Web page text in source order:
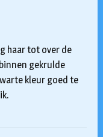
haar tot over de
gekrulde
kleur goed te